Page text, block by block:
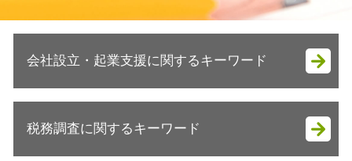
会社設立・起業支援に関するキーワード
起業 初期費用
税務調査に関するキーワード